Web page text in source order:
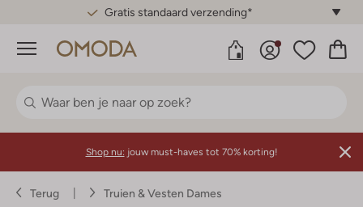
Gratis standaard verzending*
Menu
Shop nu: jouw must-haves tot 70% korting!
Terug Truien & Vesten Dames